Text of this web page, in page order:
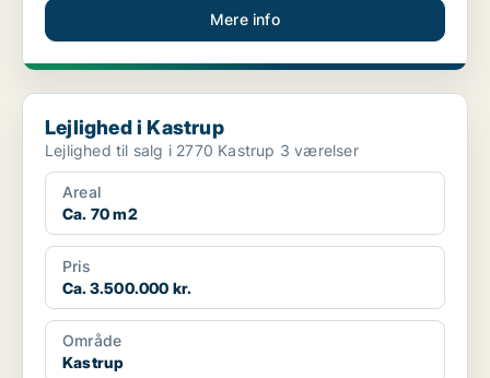
Mere info
Lejlighed i Kastrup
Lejlighed i Kastrup
Lejlighed til salg i 2770 Kastrup 3 værelser
Areal
Ca. 70 m2
Pris
Ca. 3.500.000 kr.
Område
Kastrup